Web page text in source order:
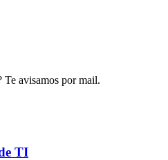
Te avisamos por mail.
TI